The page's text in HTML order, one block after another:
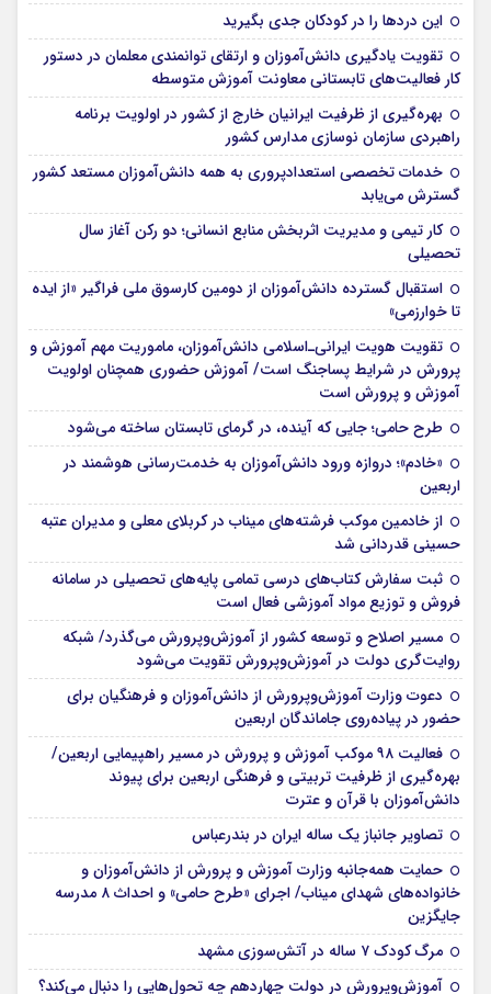
این درد‌ها را در کودکان جدی بگیرید
تقویت یادگیری دانش‌آموزان و ارتقای توانمندی معلمان در دستور
کار فعالیت‌های تابستانی معاونت آموزش متوسطه
بهره‌گیری از ظرفیت ایرانیان خارج از کشور در اولویت برنامه
راهبردی سازمان نوسازی مدارس کشور
خدمات تخصصی استعدادپروری به همه دانش‌آموزان مستعد کشور
گسترش می‌یابد
کار تیمی و مدیریت اثربخش منابع انسانی؛ دو رکن آغاز سال
تحصیلی
استقبال گسترده دانش‌آموزان از دومین کارسوق ملی فراگیر «از ایده
تا خوارزمی»
تقویت هویت ایرانی‌ـ‌اسلامی دانش‌آموزان، ماموریت مهم آموزش و
پرورش در شرایط پساجنگ است/ آموزش حضوری همچنان اولویت
آموزش و پرورش است
طرح حامی؛ جایی که آینده، در گرمای تابستان ساخته می‌شود
«خادم»؛ دروازه ورود دانش‌آموزان به خدمت‌رسانی هوشمند در
اربعین
از خادمین موکب فرشته‌های میناب در کربلای معلی و مدیران عتبه
حسینی قدردانی شد
ثبت سفارش کتاب‌های درسی تمامی پایه‌های تحصیلی در سامانه
فروش و توزیع مواد آموزشی فعال است
مسیر اصلاح و توسعه کشور از آموزش‌وپرورش می‌گذرد/ شبکه
روایت‌‌گری دولت در آموزش‌وپرورش تقویت می‌شود
دعوت وزارت آموزش‌وپرورش از دانش‌آموزان و فرهنگیان برای
حضور در پیاده‌روی جاماندگان اربعین
فعالیت ۹۸ موکب آموزش و پرورش در مسیر راهپیمایی اربعین/
بهره‌گیری از ظرفیت تربیتی و فرهنگی اربعین برای پیوند
دانش‌آموزان با قرآن و عترت
تصاویر جانباز یک ساله ایران در بندرعباس
حمایت همه‌جانبه وزارت آموزش و پرورش از دانش‌آموزان و
خانواده‌های شهدای میناب/ اجرای «طرح حامی» و احداث ۸ مدرسه
جایگزین
مرگ کودک ۷ ساله در آتش‌سوزی مشهد
آموزش‌وپرورش در دولت چهاردهم چه تحول‌هایی را دنبال می‌کند؟